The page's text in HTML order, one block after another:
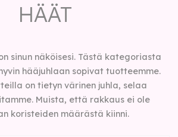
HÄÄT
sinun näköisesi. Tästä kategoriasta
hääjuhlaan sopivat tuotteemme.
on tietyn värinen juhla, selaa
Muista, että rakkaus ei ole
koristeiden määrästä kiinni.